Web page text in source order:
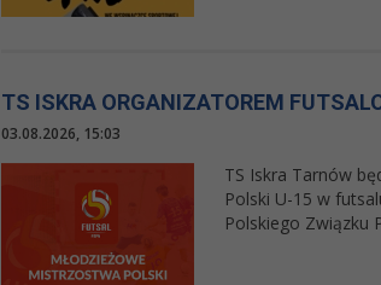
TS ISKRA ORGANIZATOREM
03.08.2026, 15:03
TS Iskra Tarnów
Polski U-15 w
Polskiego Związku